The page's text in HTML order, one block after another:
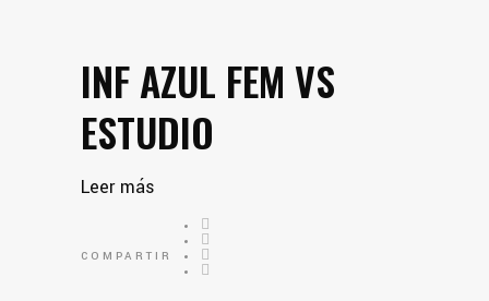
INF AZUL FEM VS
ESTUDIO
Leer más
COMPARTIR